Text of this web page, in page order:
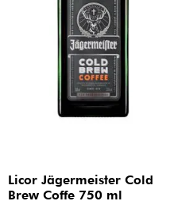
Licor Jägermeister Cold
Brew Coffe 750 ml